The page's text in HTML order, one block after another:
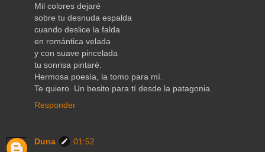
Mil colores dejaré
sobre tu desnuda espalda
cuando deslice la falda
en romántica velada
y con suave pincelada
tu sonrisa pintaré.
Hermosa poesía, la tomo para mí.
Te quiero. Un besito para tí desde la patagonia.
Responder
Duna
01:52